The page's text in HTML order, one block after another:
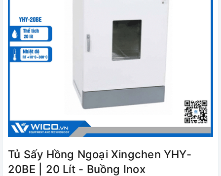
Tủ Sấy Hồng Ngoại Xingchen YHY-
20BE | 20 Lít - Buồng Inox